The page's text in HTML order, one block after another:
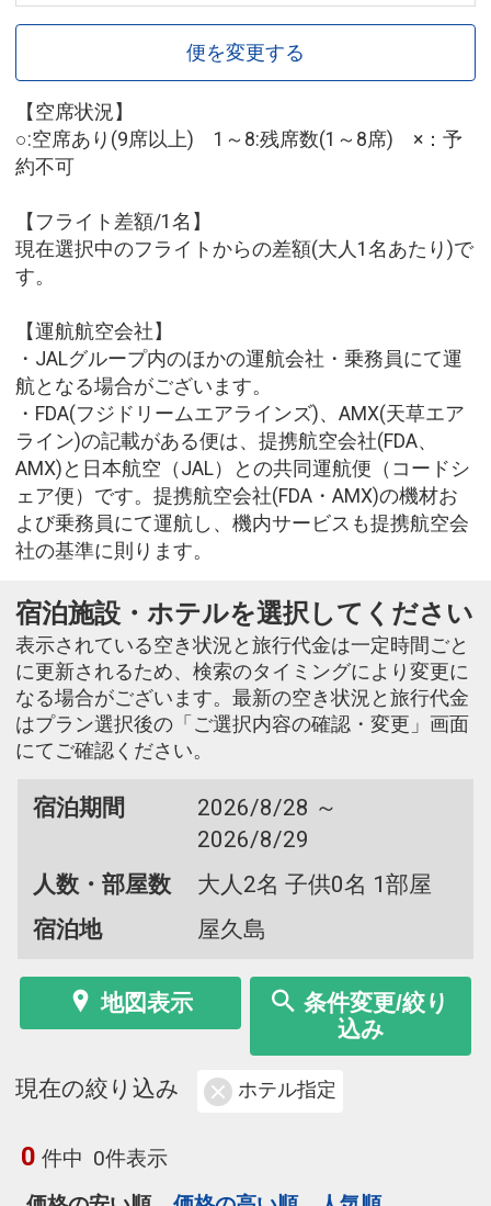
便を変更する
【空席状況】
○:空席あり(9席以上) 1～8:残席数(1～8席) ×：予
約不可
【フライト差額/1名】
現在選択中のフライトからの差額(大人1名あたり)で
す。
【運航航空会社】
・JALグループ内のほかの運航会社・乗務員にて運
航となる場合がございます。
・FDA(フジドリームエアラインズ)、AMX(天草エア
ライン)の記載がある便は、提携航空会社(FDA、
AMX)と日本航空（JAL）との共同運航便（コードシ
ェア便）です。提携航空会社(FDA・AMX)の機材お
よび乗務員にて運航し、機内サービスも提携航空会
社の基準に則ります。
宿泊施設・ホテルを選択してください
表示されている空き状況と旅行代金は一定時間ごと
に更新されるため、検索のタイミングにより変更に
なる場合がございます。最新の空き状況と旅行代金
はプラン選択後の「ご選択内容の確認・変更」画面
にてご確認ください。
宿泊期間
2026/8/28 ～
2026/8/29
人数・部屋数
大人2名 子供0名 1部屋
宿泊地
屋久島
地図表示
条件変更/絞り
込み
現在の絞り込み ホテル指定
0 件中 0件表示